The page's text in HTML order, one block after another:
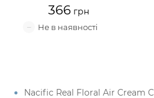
366
Nacific Real Floral Air Cream